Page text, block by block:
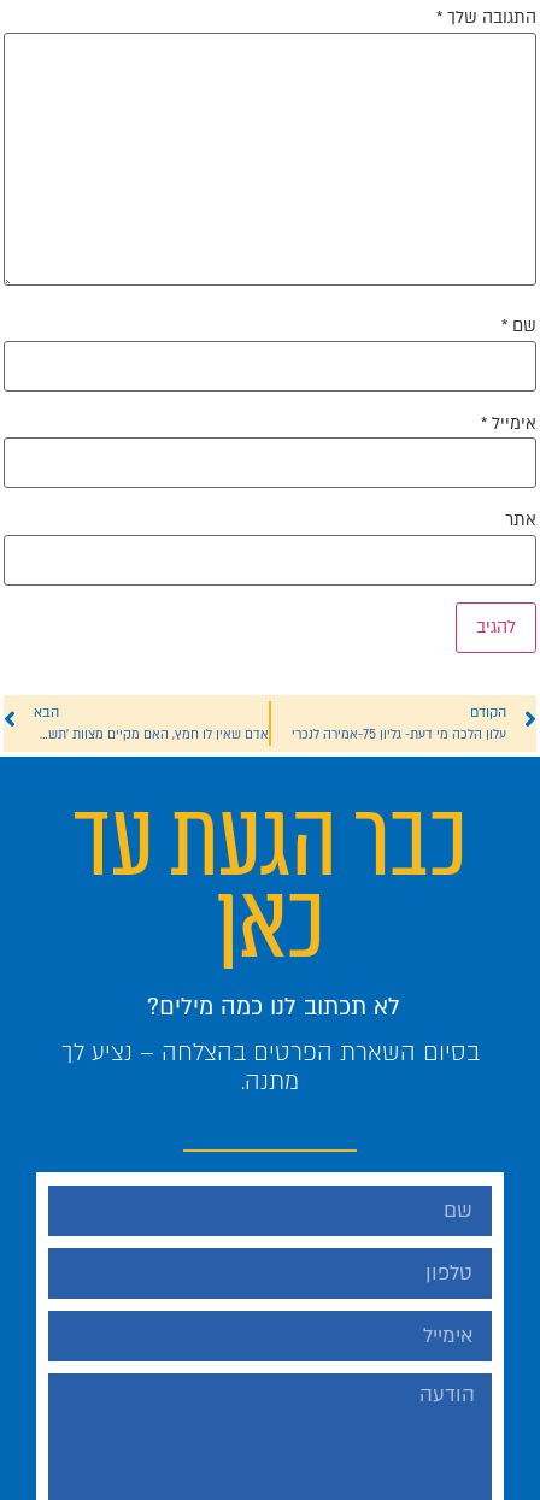
שלך*
*
הקודם
עלון הלכה מי דעת- גליון 75-אמירה לנכרי
הבא
אדם שאין לו חמץ, האם מקיים מצוות 'תשביתו'?
כבר הגעת עד
כאן
לא תכתוב לנו כמה מילים?
בסיום השארת הפרטים בהצלחה – נציע לך
מתנה.